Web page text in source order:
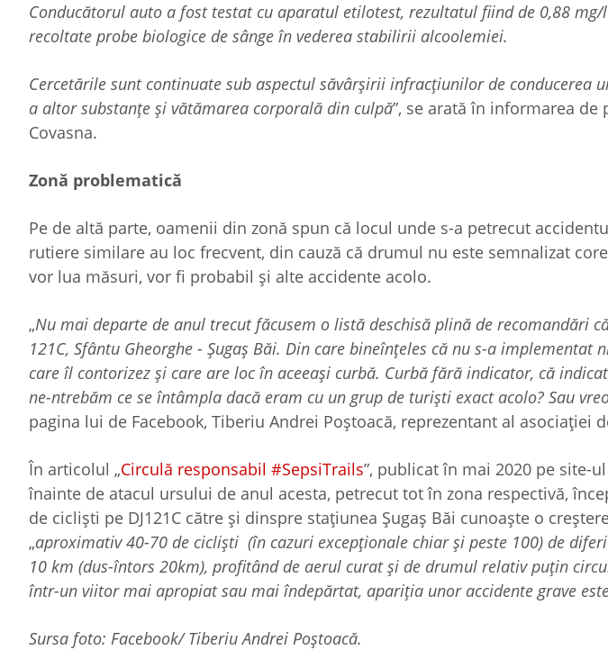
Conducătorul auto a fost testat cu aparatul etilotest, rezultatul fiind de 0,88
recoltate probe biologice de sânge în vederea stabilirii alcoolemiei.
Cercetările sunt continuate sub aspectul săvârșirii infracțiunilor de conducerea
a altor substanțe și vătămarea corporală din culpă”, se arată în informarea de
Covasna.
Zonă problematică
Pe de altă parte, oamenii din zonă spun că locul unde s-a petrecut
rutiere similare au loc frecvent, din cauză că drumul nu este semnalizat
vor lua măsuri, vor fi probabil și alte accidente acolo.
„Nu mai departe de anul trecut făcusem o listă deschisă plină de recomandări
121C, Sfântu Gheorghe - Șugaș Băi. Din care bineînțeles că nu s-a implementat
care îl contorizez și care are loc în aceeași curbă. Curbă fără indicator, că
ne-ntrebăm ce se întâmpla dacă eram cu un grup de turiști exact acolo? Sau
pagina lui de Facebook, Tiberiu Andrei Poștoacă, reprezentant al asociației
În articolul „Circulă responsabil #SepsiTrails”, publicat în mai 2020 pe site-
înainte de atacul ursului de anul acesta, petrecut tot în zona respectivă,
de cicliști pe DJ121C către și dinspre stațiunea Șugaș Băi cunoaște o
„aproximativ 40-70 de cicliști (în cazuri excepționale chiar și peste 100) de
10 km (dus-întors 20km), profitând de aerul curat și de drumul relativ puțin
într-un viitor mai apropiat sau mai îndepărtat, apariția unor accidente grave
Sursa foto: Facebook/ Tiberiu Andrei Poștoacă.